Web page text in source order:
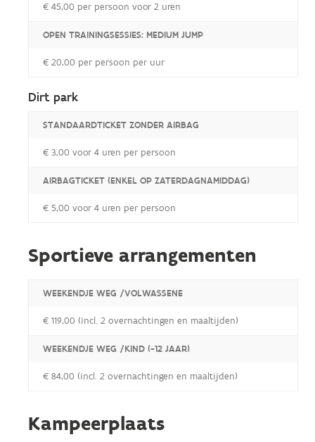
€ 45,00 per persoon voor 2 uren
OPEN TRAININGSESSIES: MEDIUM JUMP
€ 20,00 per persoon per uur
Dirt park
STANDAARDTICKET ZONDER AIRBAG
€ 3,00 voor 4 uren per persoon
AIRBAGTICKET (ENKEL OP ZATERDAGNAMIDDAG)
€ 5,00 voor 4 uren per persoon
Sportieve arrangementen
WEEKENDJE WEG /VOLWASSENE
€ 119,00 (incl. 2 overnachtingen en maaltijden)
WEEKENDJE WEG /KIND (-12 JAAR)
€ 84,00 (incl. 2 overnachtingen en maaltijden)
Kampeerplaats